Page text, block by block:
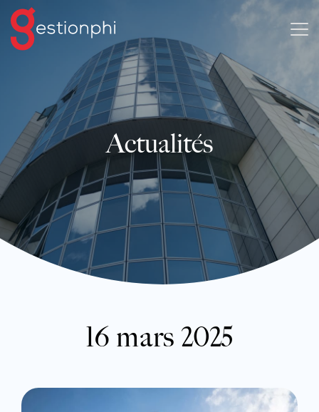
Actualités
16 mars 2025